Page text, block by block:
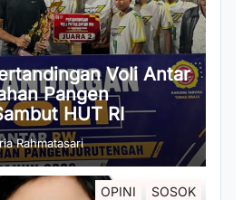
Voli Antar
Pangen
HUT RI
Rahmatasari
OPINI SOSOK